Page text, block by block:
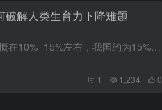
解人类生育力下降难题
目前，全球平均不孕不育率大概在10% -15%左右，我国约为15%。中国不孕夫妇约为1200-1500万对，自然妊娠人群流产率高达10%。另外，我国婴儿出生缺陷率为5.6%，每年新增约90万例患儿。 ...
1 1,234 0